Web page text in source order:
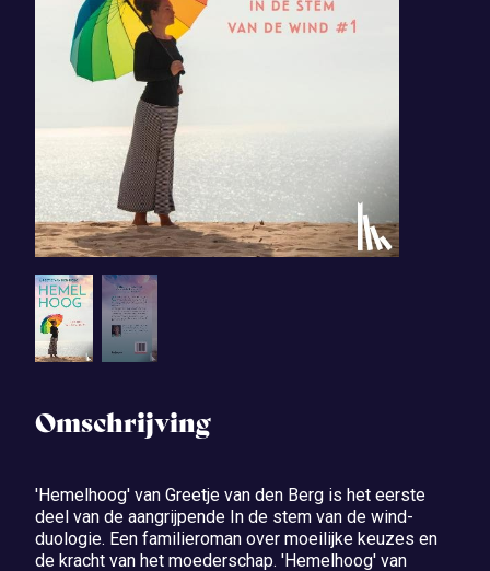
Omschrijving
'Hemelhoog' van Greetje van den Berg is het eerste
deel van de aangrijpende In de stem van de wind-
duologie. Een familieroman over moeilijke keuzes en
de kracht van het moederschap. 'Hemelhoog' van